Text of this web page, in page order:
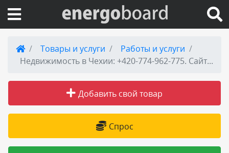
Вход на сайт
Публикации
Товары и услуги
Работы и услуги
Недвижимость в Чехии: +420-774-962-775. Сайт: http://golden-praga.ru/kvartiry
Добавить свой товар
Спрос